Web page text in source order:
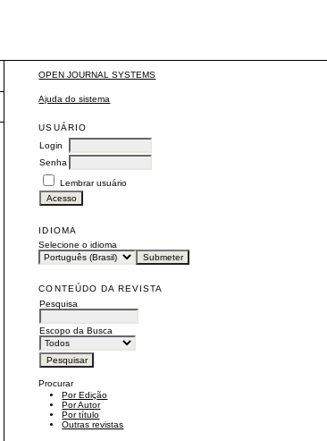
OPEN JOURNAL SYSTEMS
Ajuda do sistema
USUÁRIO
Login
Senha
Lembrar usuário
IDIOMA
Selecione o idioma
CONTEÚDO DA REVISTA
Pesquisa
Escopo da Busca
Procurar
Por Edição
Por Autor
Por título
Outras revistas